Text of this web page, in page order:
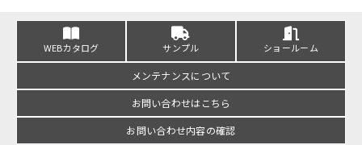
WEBカタログ サンプル ショールーム
メンテナンスについて
お問い合わせはこちら
お問い合わせ内容の確認